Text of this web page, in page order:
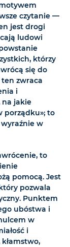
czytanie —
jest drogi
ludowi
którzy
się do
zwraca
i
na jakie
porządku»; to
w
to
pomocą. Jest
pozwala
Punktem
ubóstwa i
w
i